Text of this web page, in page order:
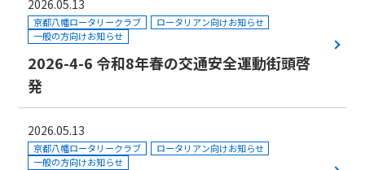
2026.05.13
京都八幡ロータリークラブ
ロータリアン向けお知らせ
一般の方向けお知らせ
2026-4-6 令和8年春の交通安全運動街頭啓
発
2026.05.13
京都八幡ロータリークラブ
ロータリアン向けお知らせ
一般の方向けお知らせ